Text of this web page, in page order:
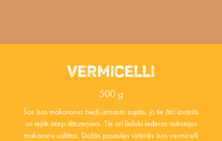
VERMICELLI
500 g
Šos īsos makaronus bieži izmanto zupās, jo tie ātri izvārās
un iejūk starp dārzeņiem. Tie arī lieliski iederas aukstajos
makaronu salātos. Dažās pasaules virtuvēs īsos vermicelli